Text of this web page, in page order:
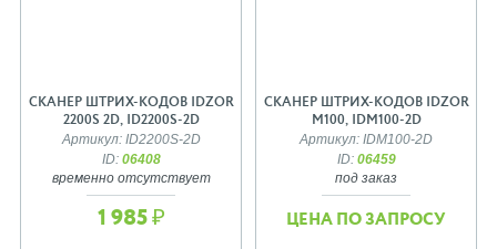
СКАНЕР ШТРИХ-КОДОВ IDZOR
2200S 2D, ID2200S-2D
Артикул: ID2200S-2D
ID: 06408
временно отсутствует
1 985 ₽
СКАНЕР ШТРИХ-КОДОВ IDZOR
M100, IDM100-2D
Артикул: IDM100-2D
ID: 06459
под заказ
ЦЕНА ПО ЗАПРОСУ